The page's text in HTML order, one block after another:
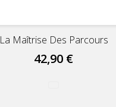
La Maîtrise Des Parcours
42,90 €